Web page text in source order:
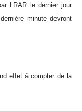
LRAR le dernier jour
minute devront
effet à compter de la